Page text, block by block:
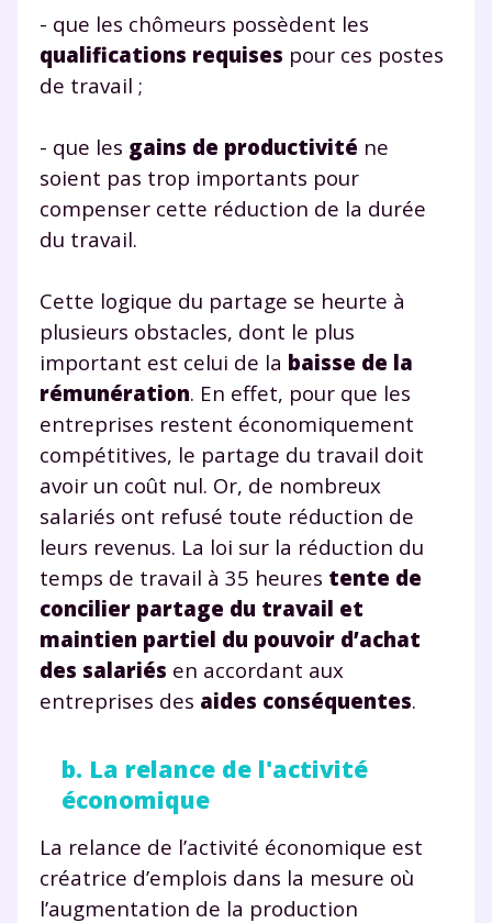
- que les chômeurs possèdent les
qualifications requises pour ces postes
de travail ;
- que les gains de productivité ne
soient pas trop importants pour
compenser cette réduction de la durée
du travail.
Cette logique du partage se heurte à
plusieurs obstacles, dont le plus
important est celui de la baisse de la
rémunération. En effet, pour que les
entreprises restent économiquement
compétitives, le partage du travail doit
avoir un coût nul. Or, de nombreux
salariés ont refusé toute réduction de
leurs revenus. La loi sur la réduction du
temps de travail à 35 heures tente de
concilier partage du travail et
maintien partiel du pouvoir d’achat
des salariés en accordant aux
entreprises des aides conséquentes.
b. La relance de l'activité
économique
La relance de l’activité économique est
créatrice d’emplois dans la mesure où
l’augmentation de la production